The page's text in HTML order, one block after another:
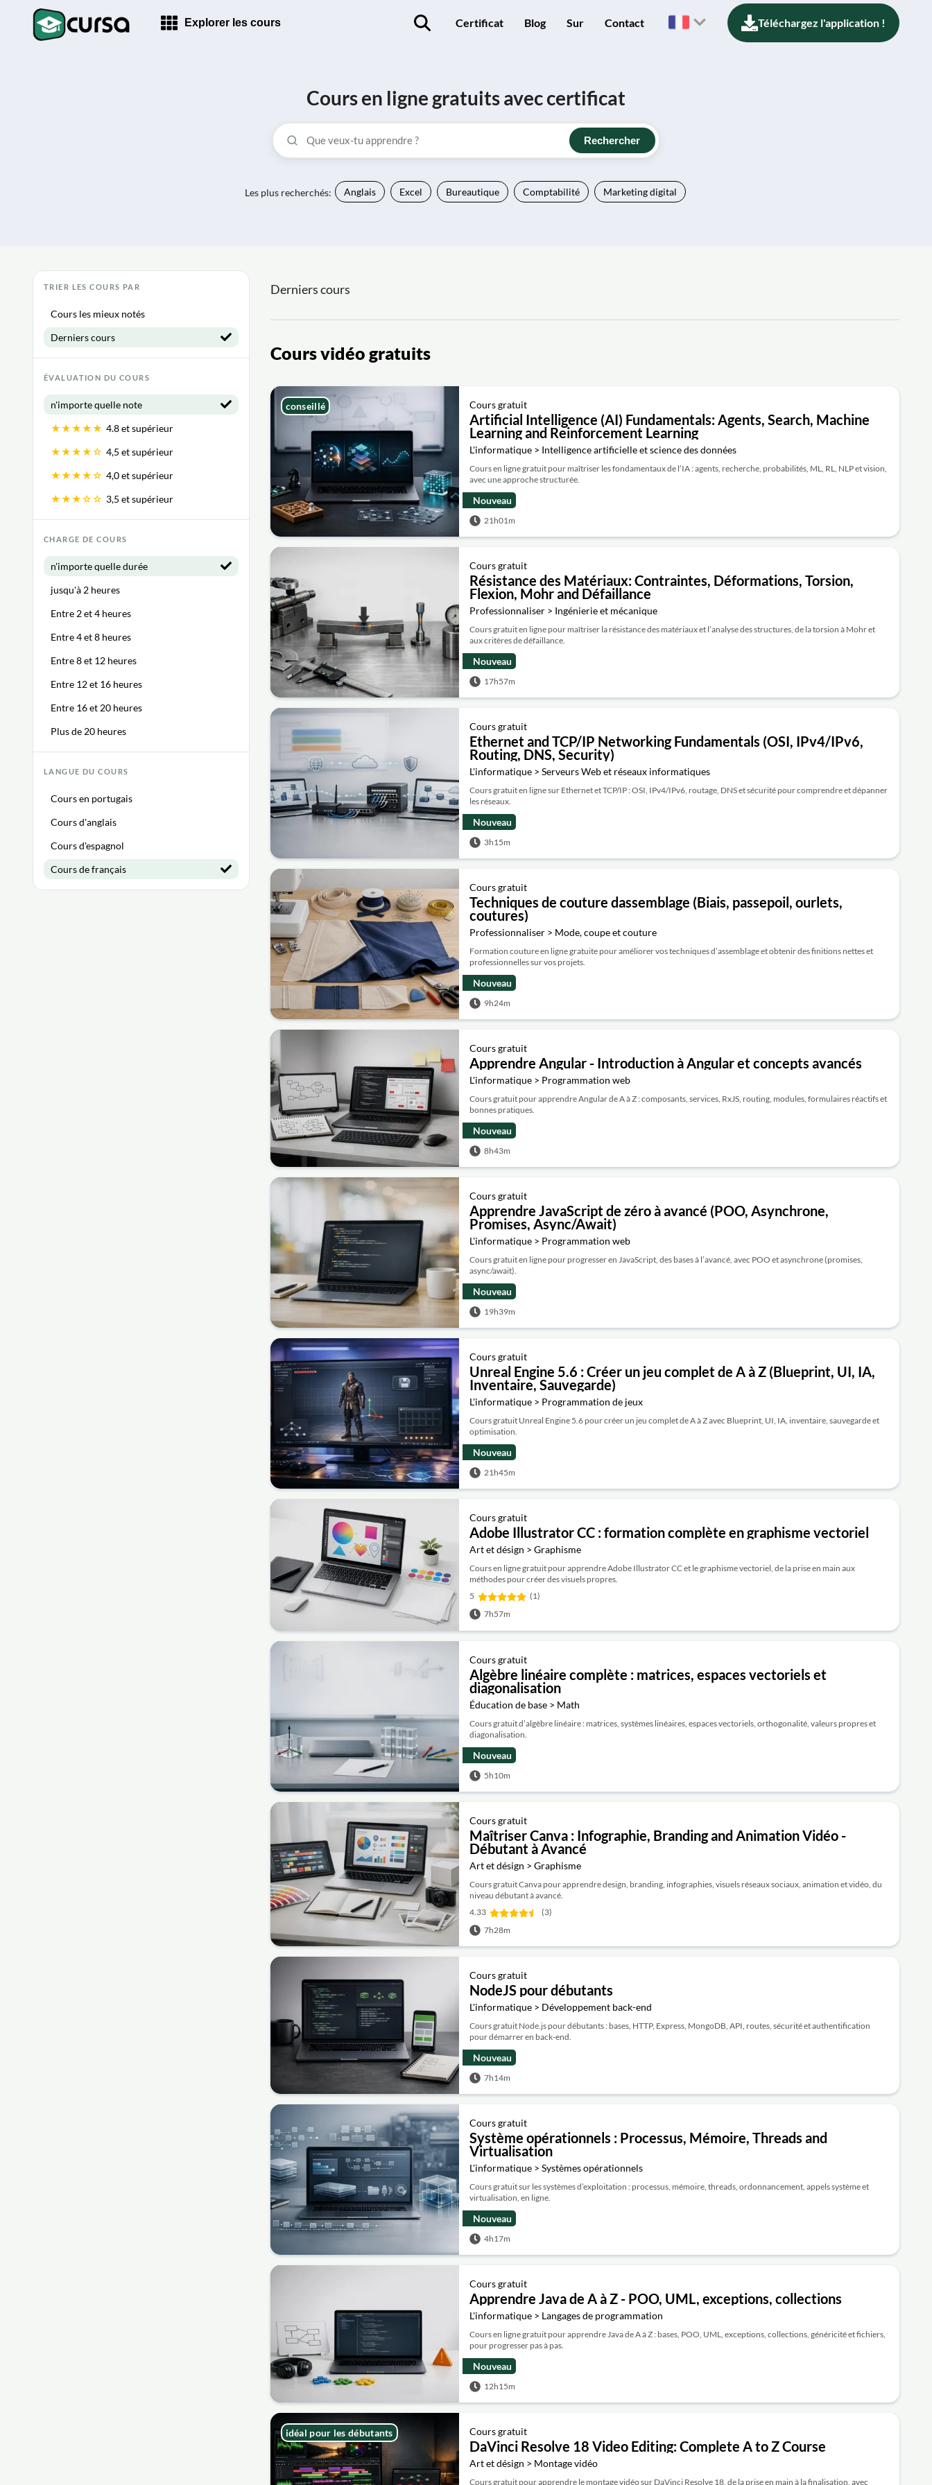
Explorer les cours Certificat Blog Sur Contact Téléchargez l'application !
Cours en ligne gratuits avec certificat
Rechercher
Les plus recherchés: Anglais Excel Bureautique Comptabilité Marketing digital
TRIER LES COURS PAR
Cours les mieux notés
Derniers cours
ÉVALUATION DU COURS
n'importe quelle note
★★★★★ 4.8 et supérieur
★★★★☆ 4,5 et supérieur
★★★★☆ 4,0 et supérieur
★★★☆☆ 3,5 et supérieur
CHARGE DE COURS
n'importe quelle durée
jusqu'à 2 heures
Entre 2 et 4 heures
Entre 4 et 8 heures
Entre 8 et 12 heures
Entre 12 et 16 heures
Entre 16 et 20 heures
Plus de 20 heures
LANGUE DU COURS
Cours en portugais
Cours d'anglais
Cours d'espagnol
Cours de français
Derniers cours
Cours vidéo gratuits
Cours gratuit
Artificial Intelligence (AI) Fundamentals: Agents, Search, Machine
Learning and Reinforcement Learning
L'informatique > Intelligence artificielle et science des données
Cours en ligne gratuit pour maîtriser les fondamentaux de l’IA : agents, recherche, probabilités, ML, RL, NLP et vision,
avec une approche structurée.
Nouveau
21h01m
conseillé
Cours gratuit
Résistance des Matériaux: Contraintes, Déformations, Torsion,
Flexion, Mohr and Défaillance
Professionnaliser > Ingénierie et mécanique
Cours gratuit en ligne pour maîtriser la résistance des matériaux et l’analyse des structures, de la torsion à Mohr et
aux critères de défaillance.
Nouveau
17h57m
Cours gratuit
Ethernet and TCP/IP Networking Fundamentals (OSI, IPv4/IPv6,
Routing, DNS, Security)
L'informatique > Serveurs Web et réseaux informatiques
Cours gratuit en ligne sur Ethernet et TCP/IP : OSI, IPv4/IPv6, routage, DNS et sécurité pour comprendre et dépanner
les réseaux.
Nouveau
3h15m
Cours gratuit
Techniques de couture dassemblage (Biais, passepoil, ourlets,
coutures)
Professionnaliser > Mode, coupe et couture
Formation couture en ligne gratuite pour améliorer vos techniques d’assemblage et obtenir des finitions nettes et
professionnelles sur vos projets.
Nouveau
9h24m
Cours gratuit
Apprendre Angular - Introduction à Angular et concepts avancés
L'informatique > Programmation web
Cours gratuit pour apprendre Angular de A à Z : composants, services, RxJS, routing, modules, formulaires réactifs et
bonnes pratiques.
Nouveau
8h43m
Cours gratuit
Apprendre JavaScript de zéro à avancé (POO, Asynchrone,
Promises, Async/Await)
L'informatique > Programmation web
Cours gratuit en ligne pour progresser en JavaScript, des bases à l’avancé, avec POO et asynchrone (promises,
async/await).
Nouveau
19h39m
Cours gratuit
Unreal Engine 5.6 : Créer un jeu complet de A à Z (Blueprint, UI, IA,
Inventaire, Sauvegarde)
L'informatique > Programmation de jeux
Cours gratuit Unreal Engine 5.6 pour créer un jeu complet de A à Z avec Blueprint, UI, IA, inventaire, sauvegarde et
optimisation.
Nouveau
21h45m
Cours gratuit
Adobe Illustrator CC : formation complète en graphisme vectoriel
Art et désign > Graphisme
Cours en ligne gratuit pour apprendre Adobe Illustrator CC et le graphisme vectoriel, de la prise en main aux
méthodes pour créer des visuels propres.
5
(1)
7h57m
Cours gratuit
Algèbre linéaire complète : matrices, espaces vectoriels et
diagonalisation
Éducation de base > Math
Cours gratuit d’algèbre linéaire : matrices, systèmes linéaires, espaces vectoriels, orthogonalité, valeurs propres et
diagonalisation.
Nouveau
5h10m
Cours gratuit
Maîtriser Canva : Infographie, Branding and Animation Vidéo -
Débutant à Avancé
Art et désign > Graphisme
Cours gratuit Canva pour apprendre design, branding, infographies, visuels réseaux sociaux, animation et vidéo, du
niveau débutant à avancé.
4.33
(3)
7h28m
Cours gratuit
NodeJS pour débutants
L'informatique > Développement back-end
Cours gratuit Node.js pour débutants : bases, HTTP, Express, MongoDB, API, routes, sécurité et authentification
pour démarrer en back-end.
Nouveau
7h14m
Cours gratuit
Système opérationnels : Processus, Mémoire, Threads and
Virtualisation
L'informatique > Systèmes opérationnels
Cours gratuit sur les systèmes d’exploitation : processus, mémoire, threads, ordonnancement, appels système et
virtualisation, en ligne.
Nouveau
4h17m
Cours gratuit
Apprendre Java de A à Z - POO, UML, exceptions, collections
L'informatique > Langages de programmation
Cours en ligne gratuit pour apprendre Java de A à Z : bases, POO, UML, exceptions, collections, généricité et fichiers,
pour progresser pas à pas.
Nouveau
12h15m
Cours gratuit
DaVinci Resolve 18 Video Editing: Complete A to Z Course
Art et désign > Montage vidéo
Cours gratuit pour apprendre le montage vidéo sur DaVinci Resolve 18, de la prise en main à la finalisation, avec
idéal pour les débutants